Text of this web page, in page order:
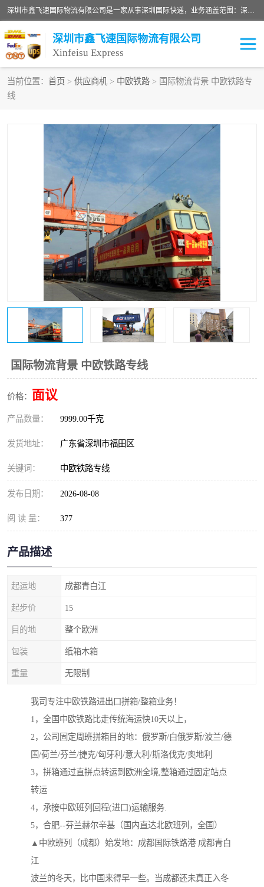
深圳市鑫飞速国际物流有限公司是一家从事深圳国际快递，业务涵盖范围：深圳DHL国际快递、深圳国际快递公司、深圳国际物流公司、深圳国际快递、深圳DHL国际快递电话可拨打全国服务热线：15019287411。欢迎各位亲来人来电到我司洽谈合作。
深圳市鑫飞速国际物流有限公司
Xinfeisu Express
当前位置： 首页 > 供应商机 > 中欧铁路 > 国际物流背景 中欧铁路专
线
国际物流背景 中欧铁路专线
价格： 面议
产品数量： 9999.00千克
发货地址： 广东省深圳市福田区
关键词： 中欧铁路专线
发布日期： 2026-08-08
阅 读 量： 377
产品描述
起运地 成都青白江
起步价 15
目的地 整个欧洲
包装 纸箱木箱
重量 无限制
我司专注中欧铁路进出口拼箱/整箱业务！
1，全国中欧铁路比走传统海运快10天以上，
2，公司固定周班拼箱目的地：俄罗斯/白俄罗斯/波兰/德
国/荷兰/芬兰/捷克/匈牙利/意大利/斯洛伐克/奥地利
3，拼箱通过直拼点转运到欧洲全境,整箱通过固定站点
转运
4，承接中欧班列回程(进口)运输服务.
5，合肥--芬兰赫尔辛基（国内直达北欧班列，全国）
▲中欧班列（成都）始发地：成都国际铁路港 成都青白
江
波兰的冬天，比中国来得早一些。当成都还未真正入冬
俄罗斯快递 巴西快递
深圳DHL国际快递 伊朗快递
UPS国际快递 深圳国际快递公司
深圳国际物流公司 深圳国际快递电话
DHL国际快递电话 深圳国际快递
新能源电池出口物流